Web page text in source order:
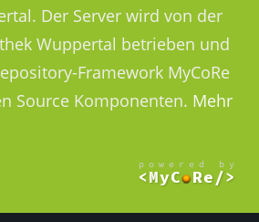
Der Server wird von der
Wuppertal betrieben und
Framework MyCoRe
Source Komponenten. Mehr